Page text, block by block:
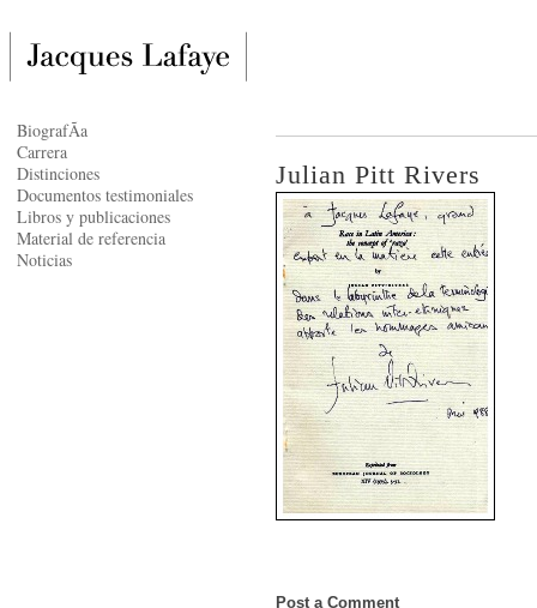
Julian Pitt Rivers
Post a Comment
BiografÃ­a
Carrera
Distinciones
Documentos testimoniales
Libros y publicaciones
Material de referencia
Noticias